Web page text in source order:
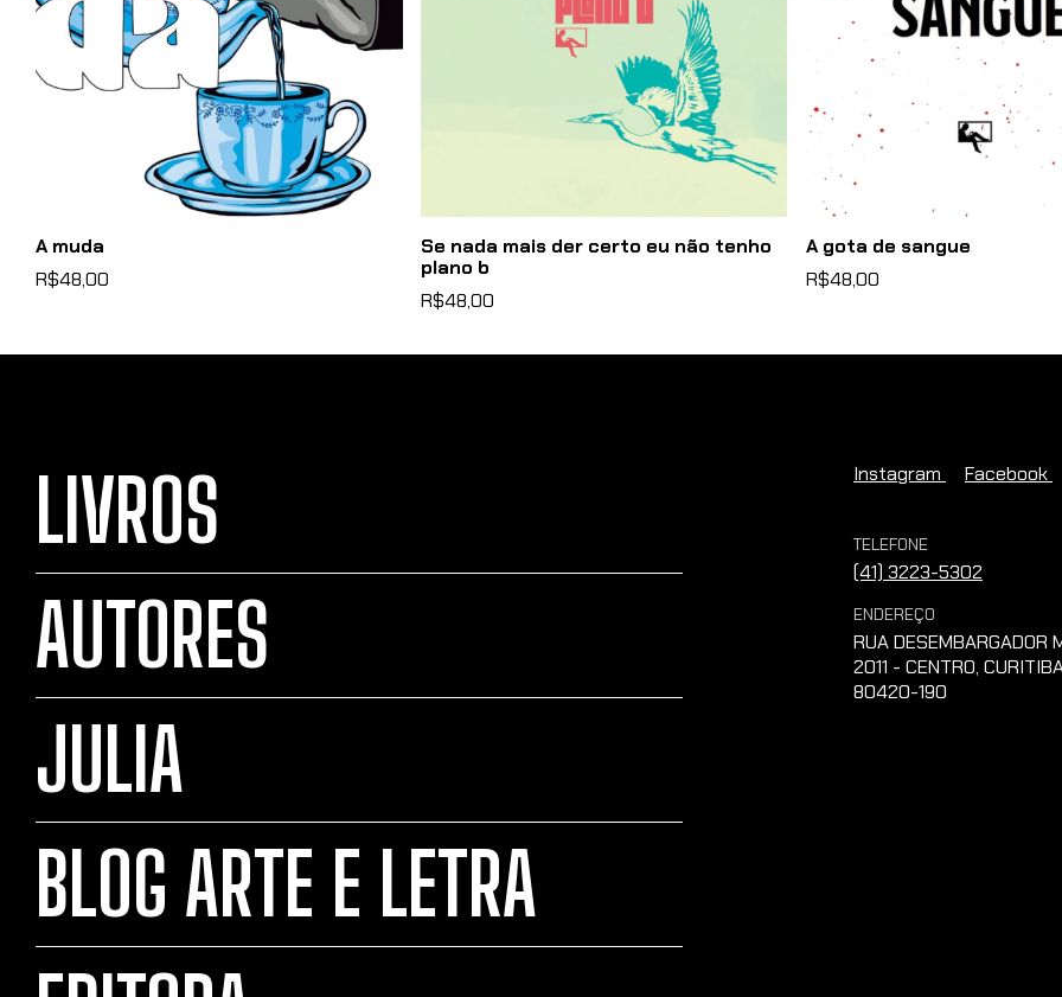
A muda
R$48,00
Se nada mais der certo eu não tenho
plano b
R$48,00
A gota de sangue
R$48,00
LIVROS
AUTORES
JULIA
BLOG ARTE E LETRA
Instagram Facebook
TELEFONE
(41) 3223-5302
ENDEREÇO
RUA DESEMBARGADOR
2011 - CENTRO,
80420-190